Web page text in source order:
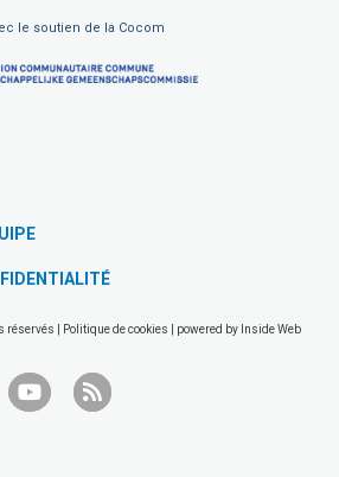
le soutien de la Cocom
réservés | Politique de cookies | powered by Inside Web